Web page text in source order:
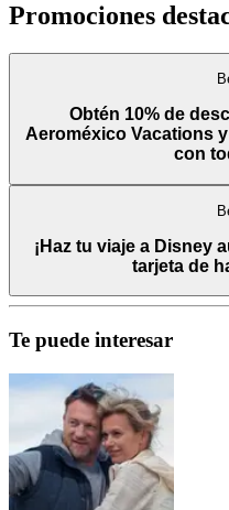
Promociones
Obtén 10% de
Aeroméxico Vacations
con
¡Haz tu viaje a Disney
tarjeta de
Te puede interesar